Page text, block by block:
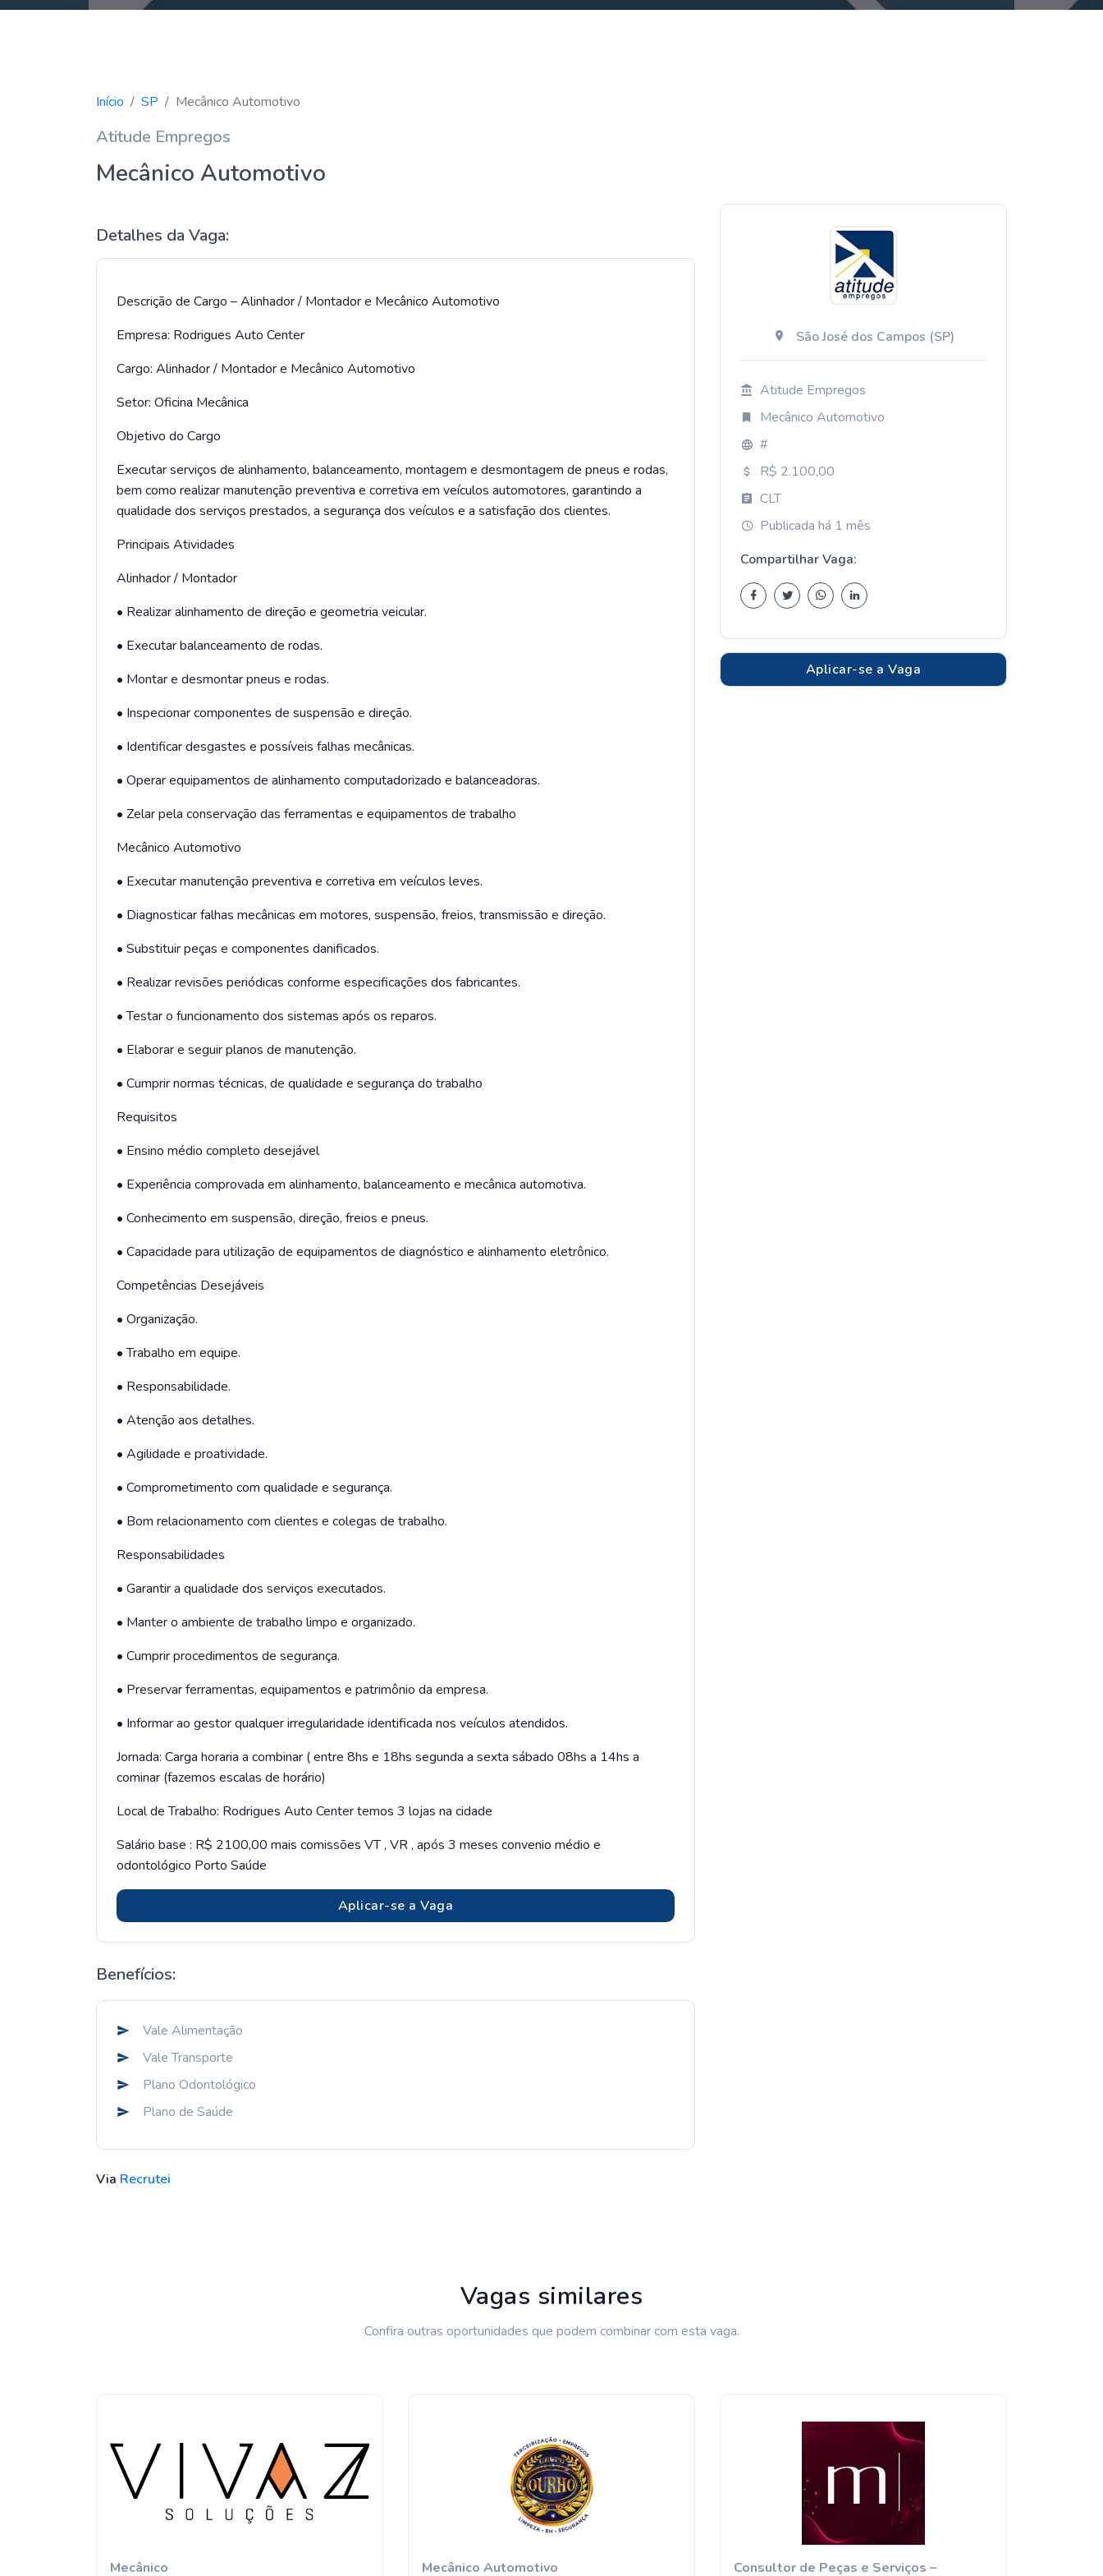
Início SP Mecânico Automotivo
Atitude Empregos
Mecânico Automotivo
Detalhes da Vaga:
Descrição de Cargo – Alinhador / Montador e Mecânico Automotivo
Empresa: Rodrigues Auto Center
Cargo: Alinhador / Montador e Mecânico Automotivo
Setor: Oficina Mecânica
Objetivo do Cargo
Executar serviços de alinhamento, balanceamento, montagem e desmontagem de pneus e rodas,
bem como realizar manutenção preventiva e corretiva em veículos automotores, garantindo a
qualidade dos serviços prestados, a segurança dos veículos e a satisfação dos clientes.
Principais Atividades
Alinhador / Montador
• Realizar alinhamento de direção e geometria veicular.
• Executar balanceamento de rodas.
• Montar e desmontar pneus e rodas.
• Inspecionar componentes de suspensão e direção.
• Identificar desgastes e possíveis falhas mecânicas.
• Operar equipamentos de alinhamento computadorizado e balanceadoras.
• Zelar pela conservação das ferramentas e equipamentos de trabalho
Mecânico Automotivo
• Executar manutenção preventiva e corretiva em veículos leves.
• Diagnosticar falhas mecânicas em motores, suspensão, freios, transmissão e direção.
• Substituir peças e componentes danificados.
• Realizar revisões periódicas conforme especificações dos fabricantes.
• Testar o funcionamento dos sistemas após os reparos.
• Elaborar e seguir planos de manutenção.
• Cumprir normas técnicas, de qualidade e segurança do trabalho
Requisitos
• Ensino médio completo desejável
• Experiência comprovada em alinhamento, balanceamento e mecânica automotiva.
• Conhecimento em suspensão, direção, freios e pneus.
• Capacidade para utilização de equipamentos de diagnóstico e alinhamento eletrônico.
Competências Desejáveis
• Organização.
• Trabalho em equipe.
• Responsabilidade.
• Atenção aos detalhes.
• Agilidade e proatividade.
• Comprometimento com qualidade e segurança.
• Bom relacionamento com clientes e colegas de trabalho.
Responsabilidades
• Garantir a qualidade dos serviços executados.
• Manter o ambiente de trabalho limpo e organizado.
• Cumprir procedimentos de segurança.
• Preservar ferramentas, equipamentos e patrimônio da empresa.
• Informar ao gestor qualquer irregularidade identificada nos veículos atendidos.
Jornada: Carga horaria a combinar ( entre 8hs e 18hs segunda a sexta sábado 08hs a 14hs a
cominar (fazemos escalas de horário)
Local de Trabalho: Rodrigues Auto Center temos 3 lojas na cidade
Salário base : R$ 2100,00 mais comissões VT , VR , após 3 meses convenio médio e
odontológico Porto Saúde
Aplicar-se a Vaga
Benefícios:
Vale Alimentação
Vale Transporte
Plano Odontológico
Plano de Saúde
Via Recrutei
São José dos Campos (SP)
Atitude Empregos
Mecânico Automotivo
#
R$ 2.100,00
CLT
Publicada há 1 mês
Compartilhar Vaga:
Aplicar-se a Vaga
Vagas similares
Confira outras oportunidades que podem combinar com esta vaga.
Mecânico Mecânico Automotivo Consultor de Peças e Serviços –